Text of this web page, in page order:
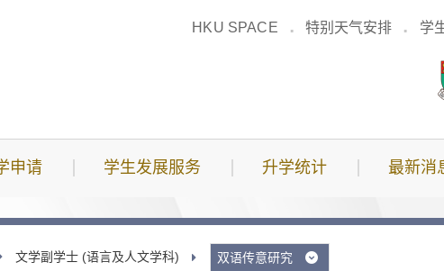
HKU SPACE 特别天气安排 学
申请 学生发展服务 升学统计 最新消
文学副学士 (语言及人文学科) 双语传意研究